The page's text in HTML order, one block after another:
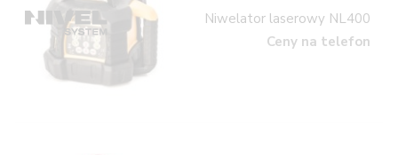
Niwelator laserowy NL400
Ceny na telefon